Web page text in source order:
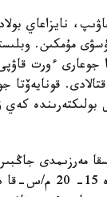
نايزاعاي
مۇمكىن.
ءورت قاۋپى
قونايەۆتا
بولىكتەرىندە
مەرزىمدى
شىعىستان سوعاتىن